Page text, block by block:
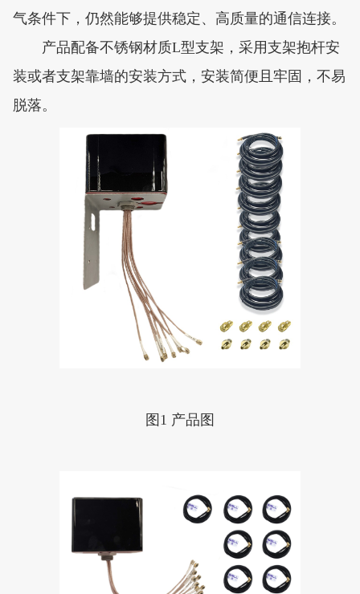
气条件下，仍然能够提供稳定、高质量的通信连接。
产品配备不锈钢材质L型支架，采用支架抱杆安
装或者支架靠墙的安装方式，安装简便且牢固，不易
脱落。
图1 产品图